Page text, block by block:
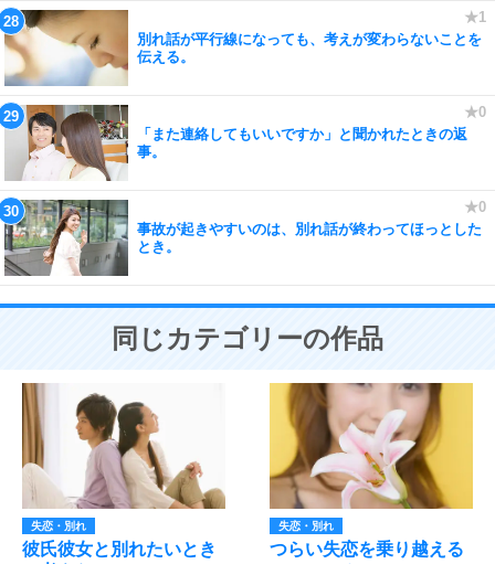
別れ話が平行線になっても、考えが変わらないことを
伝える。
「また連絡してもいいですか」と聞かれたときの返
事。
事故が起きやすいのは、別れ話が終わってほっとした
とき。
同じカテゴリーの作品
失恋・別れ
彼氏彼女と別れたいとき
失恋・別れ
つらい失恋を乗り越える